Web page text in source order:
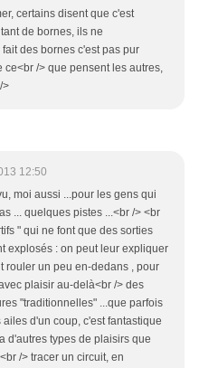
certains disent que c'est
de bornes, ils ne
des bornes c'est pas pur
ce<br /> que pensent les autres,
>
12:50
moi aussi ...pour les gens qui
... quelques pistes ...<br /> <br
" qui ne font que des sorties
explosés : on peut leur expliquer
rouler un peu en-dedans , pour
plaisir au-delà<br /> des
"traditionnelles" ...que parfois
d'un coup, c'est fantastique
d'autres types de plaisirs que
/> tracer un circuit, en